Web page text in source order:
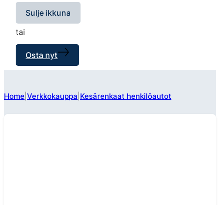
Sulje ikkuna
tai
Osta nyt
Home Verkkokauppa Kesärenkaat henkilöautot